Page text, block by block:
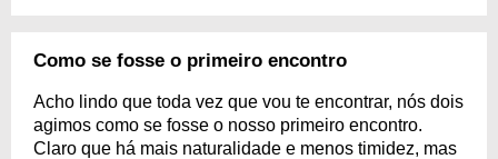
Como se fosse o primeiro encontro
Acho lindo que toda vez que vou te encontrar, nós dois
agimos como se fosse o nosso primeiro encontro.
Claro que há mais naturalidade e menos timidez, mas